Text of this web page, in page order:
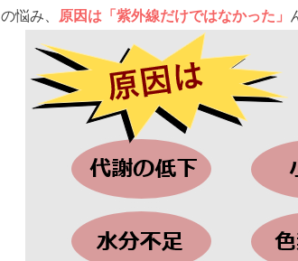
悩み、
原因は 「紫外線だけではなかった」